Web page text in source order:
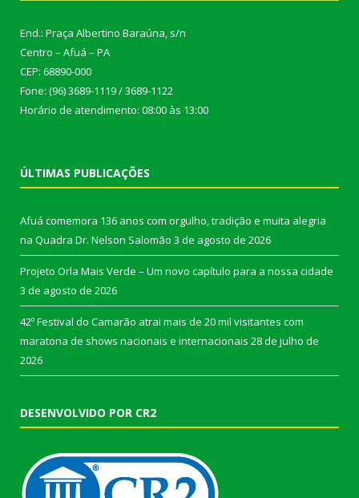
End.: Praça Albertino Baraúna, s/n
Centro – Afuá – PA
CEP: 68890-000
Fone: (96) 3689-1119 / 3689-1122
Horário de atendimento: 08:00 às 13:00
ÚLTIMAS PUBLICAÇÕES
Afuá comemora 136 anos com orgulho, tradição e muita alegria
na Quadra Dr. Nelson Salomão 3 de agosto de 2026
Projeto Orla Mais Verde – Um novo capítulo para a nossa cidade
3 de agosto de 2026
42º Festival do Camarão atrai mais de 20 mil visitantes com
maratona de shows nacionais e internacionais 28 de julho de
2026
DESENVOLVIDO POR CR2